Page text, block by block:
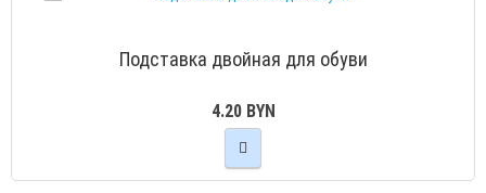
Подставка двойная для обуви
4.20 BYN